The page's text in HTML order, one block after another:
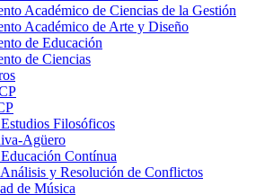
Académico de Ciencias de la Gestión
Académico de Arte y Diseño
de Educación
de Ciencias
Filosóficos
Agüero
Contínua
y Resolución de Conflictos
de Música